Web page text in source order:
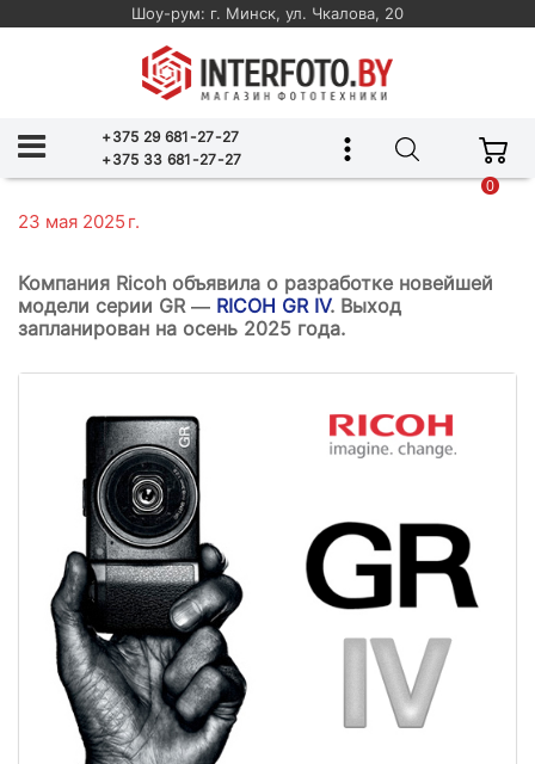
Шоу-рум: г. Минск, ул. Чкалова, 20
+375 29 681-27-27
+375 33 681-27-27
0
23 мая 2025 г.
Компания Ricoh объявила о разработке новейшей
модели серии GR — RICOH GR IV. Выход
запланирован на осень 2025 года.